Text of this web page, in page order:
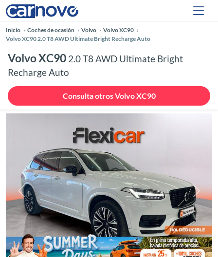
Inicio Coches de ocasión Volvo
Volvo XC90
Volvo XC90 2.0 T8 AWD Ultimate Bright Recharge Auto
Volvo XC90 2.0 T8 AWD Ultimate Bright
Recharge Auto
Consulta otros Volvo XC90
Anterior